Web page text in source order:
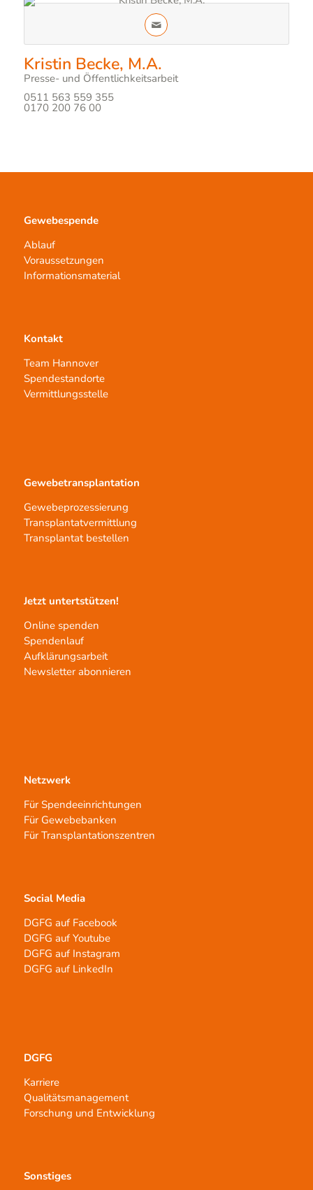
Gewebebank Schwerin, Quelle:
DGFG
Kristin Becke, M.A.
Presse- und Öffentlichkeitsarbeit
0511 563 559 355
0170 200 76 00
Gewebespende
Ablauf
Voraussetzungen
Informationsmaterial
Kontakt
Team Hannover
Spendestandorte
Vermittlungsstelle
Gewebetransplantation
Gewebeprozessierung
Transplantatvermittlung
Transplantat bestellen
Jetzt untertstützen!
Online spenden
Spendenlauf
Aufklärungsarbeit
Newsletter abonnieren
Netzwerk
Für Spendeeinrichtungen
Für Gewebebanken
Für Transplantationszentren
Social Media
DGFG auf Facebook
DGFG auf Youtube
DGFG auf Instagram
DGFG auf LinkedIn
DGFG
Karriere
Qualitätsmanagement
Forschung und Entwicklung
Sonstiges